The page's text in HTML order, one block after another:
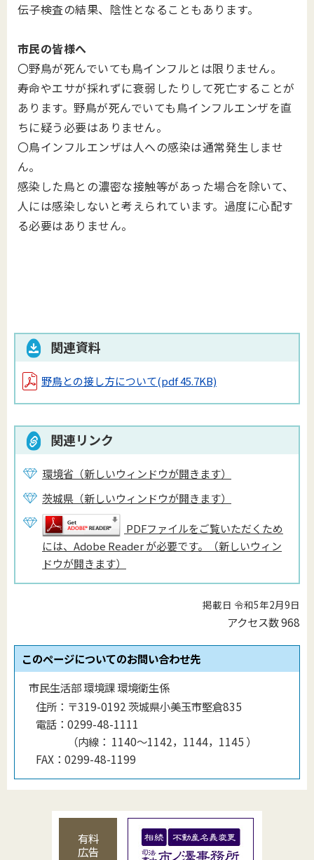
伝子検査の結果、陰性となることもあります。
市民の皆様へ
〇野鳥が死んでいても鳥インフルとは限りません。
寿命やエサが採れずに衰弱したりして死亡することが
あります。野鳥が死んでいても鳥インフルエンザを直
ちに疑う必要はありません。
〇鳥インフルエンザは人への感染は通常発生しませ
ん。
感染した鳥との濃密な接触等があった場合を除いて、
人には感染しないと考えられています。過度に心配す
る必要はありません。
関連資料
野鳥との接し方について(pdf 45.7KB)
関連リンク
環境省（新しいウィンドウが開きます）
茨城県（新しいウィンドウが開きます）
PDFファイルをご覧いただくため
には、Adobe Reader が必要です。（新しいウィン
ドウが開きます）
掲載日 令和5年2月9日
アクセス数968
このページについてのお問い合わせ先
市民生活部 環境課 環境衛生係
住所： 〒319-0192 茨城県小美玉市堅倉835
電話： 0299-48-1111
（内線 ： 1140〜1142，1144，1145 ）
FAX： 0299-48-1199
有料
広告